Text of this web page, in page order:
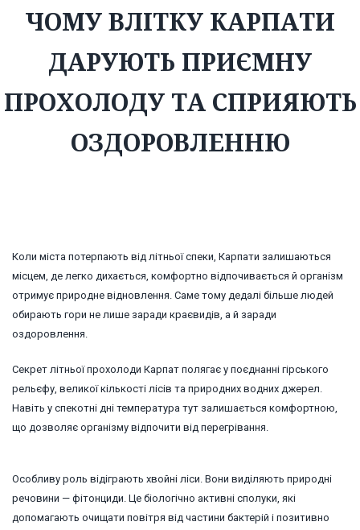
ЧОМУ ВЛІТКУ КАРПАТИ
ДАРУЮТЬ ПРИЄМНУ
ПРОХОЛОДУ ТА СПРИЯЮТЬ
ОЗДОРОВЛЕННЮ
Коли міста потерпають від літньої спеки, Карпати залишаються
місцем, де легко дихається, комфортно відпочивається й організм
отримує природне відновлення. Саме тому дедалі більше людей
обирають гори не лише заради краєвидів, а й заради
оздоровлення.
Секрет літньої прохолоди Карпат полягає у поєднанні гірського
рельєфу, великої кількості лісів та природних водних джерел.
Навіть у спекотні дні температура тут залишається комфортною,
що дозволяє організму відпочити від перегрівання.
Особливу роль відіграють хвойні ліси. Вони виділяють природні
речовини — фітонциди. Це біологічно активні сполуки, які
допомагають очищати повітря від частини бактерій і позитивно